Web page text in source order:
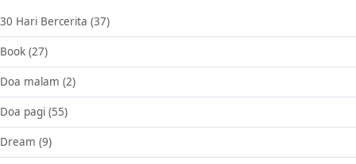
30 Hari Bercerita (37)
Book (27)
Doa malam (2)
Doa pagi (55)
Dream (9)